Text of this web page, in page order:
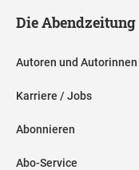
Die Abendzeitung
Autoren und Autorinnen
Karriere / Jobs
Abonnieren
Abo-Service